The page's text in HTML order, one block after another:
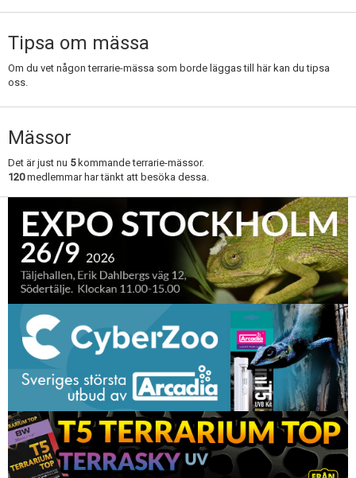
Tipsa om mässa
Om du vet någon terrarie-mässa som borde läggas till här kan du tipsa
oss.
Mässor
Det är just nu 5kommande terrarie-mässor.
120medlemmar har tänkt att besöka dessa.